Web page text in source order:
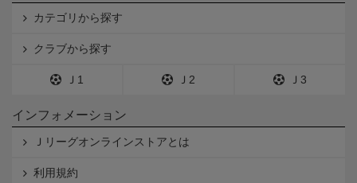
カテゴリから探す
クラブから探す
Ｊ1 Ｊ2 Ｊ3
インフォメーション
Ｊリーグオンラインストアとは
利用規約